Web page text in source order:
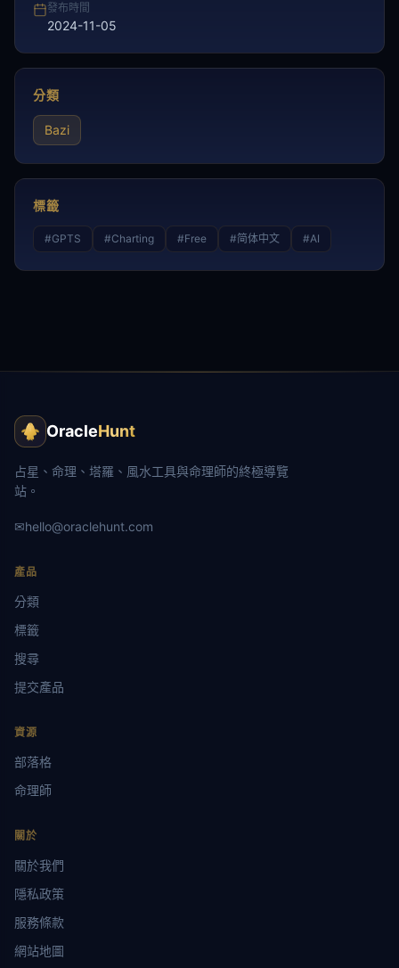
發布時間
2024-11-05
分類
Bazi
標籤
#GPTS #Charting #Free #简体中文 #AI
OracleHunt
占星、命理、塔羅、風水工具與命理師的終極導覽
站。
✉hello@oraclehunt.com
產品
分類
標籤
搜尋
提交產品
資源
部落格
命理師
關於
關於我們
隱私政策
服務條款
網站地圖